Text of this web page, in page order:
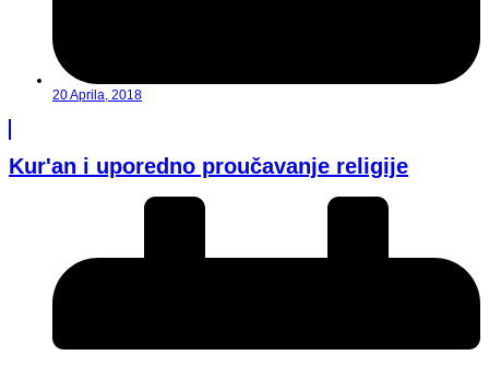
20 Aprila, 2018
Kur'an i uporedno proučavanje religije